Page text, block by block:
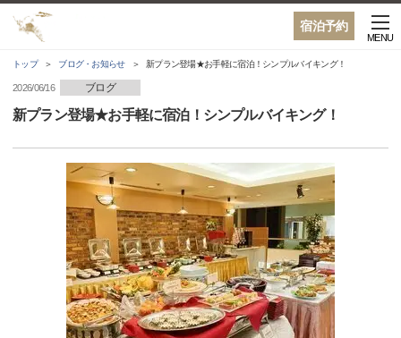
宿泊予約
MENU
トップ ブログ・お知らせ 新プラン登場★お手軽に宿泊！シンプルバイキング！
2026/06/16 ブログ
新プラン登場★お手軽に宿泊！シンプルバイキング！